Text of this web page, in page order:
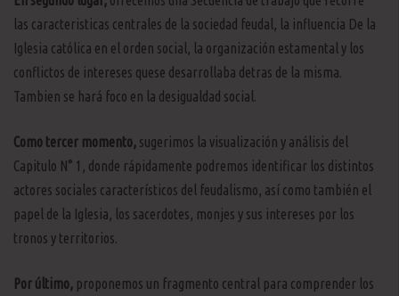
las caracteristicas centrales de la sociedad feudal, la influencia De la
Iglesia católica en el orden social, la organización estamental y los
conflictos de intereses quese desarrollaba detras de la misma.
Tambien se hará foco en la desigualdad social.
Como tercer momento, sugerimos la visualización y análisis del
Capitulo N° 1, donde rápidamente podremos identificar los distintos
actores sociales característicos del feudalismo, así como también el
papel de la Iglesia, los sacerdotes, monjes y sus intereses por los
tronos y territorios.
Por último, proponemos un fragmento central para comprender los